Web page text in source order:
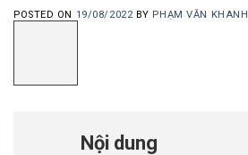
POSTED ON 19/08/2022 BY PHẠM VĂN KHANH
Nội dung